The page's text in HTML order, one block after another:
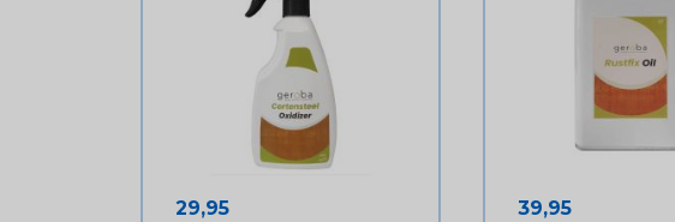
Prijs
29,95 Prijs
39,95